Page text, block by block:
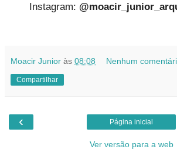
Instagram:
Moacir Junior às 08:08 Nenhum
Compartilhar
‹ Página inicial
Ver versão para a web